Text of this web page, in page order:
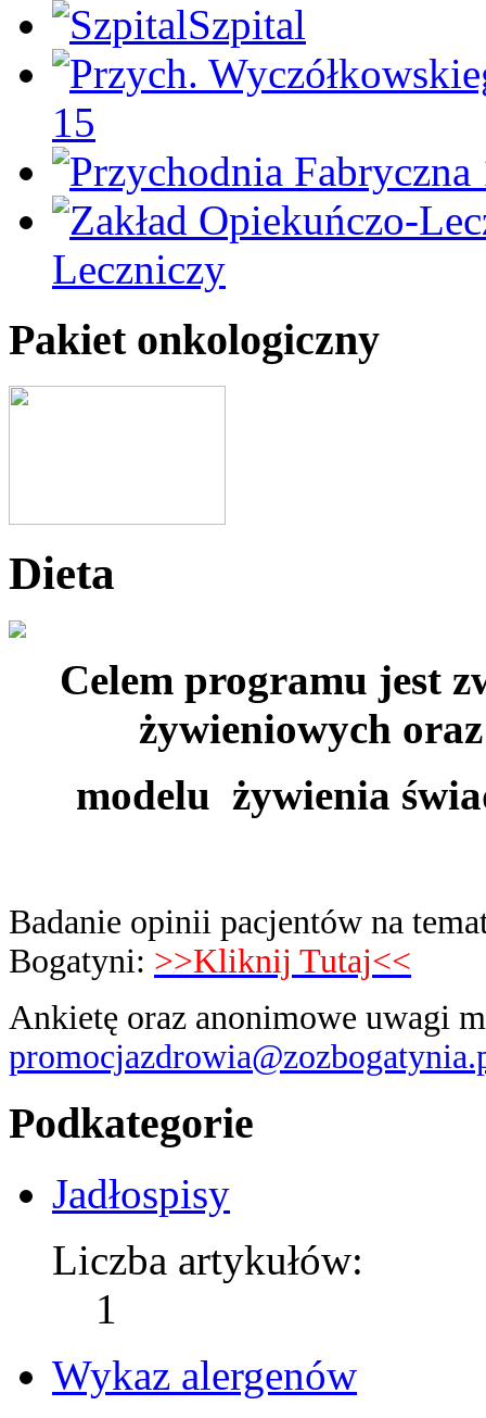
Szpital
15
Leczniczy
Pakiet onkologiczny
Dieta
Celem programu jest
żywieniowych
modelu żywienia
Badanie opinii pacjentów na
Bogatyni: >>Kliknij Tutaj<<
Ankietę oraz anonimowe uwagi
Podkategorie
Jadłospisy
Liczba artykułów:
1
Wykaz alergenów